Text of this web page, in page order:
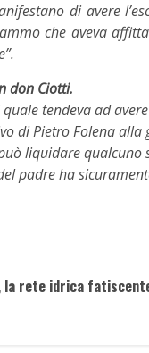
di avere
che aveva
don Ciotti.
tendeva ad
di Pietro Folena
liquidare qualcuno
padre ha
la rete idrica